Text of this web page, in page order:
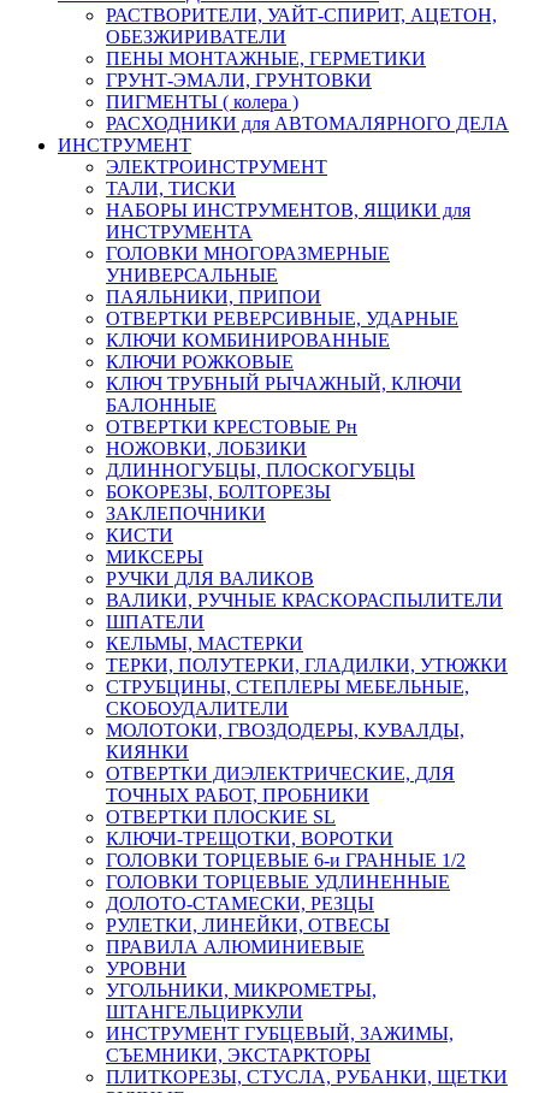
РАСТВОРИТЕЛИ, УАЙТ-СПИРИТ, АЦЕТОН,
ОБЕЗЖИРИВАТЕЛИ
ПЕНЫ МОНТАЖНЫЕ, ГЕРМЕТИКИ
ГРУНТ-ЭМАЛИ, ГРУНТОВКИ
ПИГМЕНТЫ ( колера )
РАСХОДНИКИ для АВТОМАЛЯРНОГО ДЕЛА
ИНСТРУМЕНТ
ЭЛЕКТРОИНСТРУМЕНТ
ТАЛИ, ТИСКИ
НАБОРЫ ИНСТРУМЕНТОВ, ЯЩИКИ для
ИНСТРУМЕНТА
ГОЛОВКИ МНОГОРАЗМЕРНЫЕ
УНИВЕРСАЛЬНЫЕ
ПАЯЛЬНИКИ, ПРИПОИ
ОТВЕРТКИ РЕВЕРСИВНЫЕ, УДАРНЫЕ
КЛЮЧИ КОМБИНИРОВАННЫЕ
КЛЮЧИ РОЖКОВЫЕ
КЛЮЧ ТРУБНЫЙ РЫЧАЖНЫЙ, КЛЮЧИ
БАЛОННЫЕ
ОТВЕРТКИ КРЕСТОВЫЕ Рн
НОЖОВКИ, ЛОБЗИКИ
ДЛИННОГУБЦЫ, ПЛОСКОГУБЦЫ
БОКОРЕЗЫ, БОЛТОРЕЗЫ
ЗАКЛЕПОЧНИКИ
КИСТИ
МИКСЕРЫ
РУЧКИ ДЛЯ ВАЛИКОВ
ВАЛИКИ, РУЧНЫЕ КРАСКОРАСПЫЛИТЕЛИ
ШПАТЕЛИ
КЕЛЬМЫ, МАСТЕРКИ
ТЕРКИ, ПОЛУТЕРКИ, ГЛАДИЛКИ, УТЮЖКИ
СТРУБЦИНЫ, СТЕПЛЕРЫ МЕБЕЛЬНЫЕ,
СКОБОУДАЛИТЕЛИ
МОЛОТОКИ, ГВОЗДОДЕРЫ, КУВАЛДЫ,
КИЯНКИ
ОТВЕРТКИ ДИЭЛЕКТРИЧЕСКИЕ, ДЛЯ
ТОЧНЫХ РАБОТ, ПРОБНИКИ
ОТВЕРТКИ ПЛОСКИЕ SL
КЛЮЧИ-ТРЕЩОТКИ, ВОРОТКИ
ГОЛОВКИ ТОРЦЕВЫЕ 6-и ГРАННЫЕ 1/2
ГОЛОВКИ ТОРЦЕВЫЕ УДЛИНЕННЫЕ
ДОЛОТО-СТАМЕСКИ, РЕЗЦЫ
РУЛЕТКИ, ЛИНЕЙКИ, ОТВЕСЫ
ПРАВИЛА АЛЮМИНИЕВЫЕ
УРОВНИ
УГОЛЬНИКИ, МИКРОМЕТРЫ,
ШТАНГЕЛЬЦИРКУЛИ
ИНСТРУМЕНТ ГУБЦЕВЫЙ, ЗАЖИМЫ,
СЪЕМНИКИ, ЭКСТАРКТОРЫ
ПЛИТКОРЕЗЫ, СТУСЛА, РУБАНКИ, ЩЕТКИ